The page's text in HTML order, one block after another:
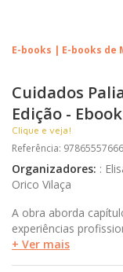
E-books | E-books de
Cuidados
Edição - Ebook
Clique e veja!
Referência:
Organizadores: :
Orico Vilaça
A obra aborda
experiências
objetivo de
+ Ver mais